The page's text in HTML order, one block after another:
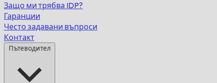
Защо ми трябва IDP?
Гаранции
Често задавани въпроси
Контакт
Пътеводител